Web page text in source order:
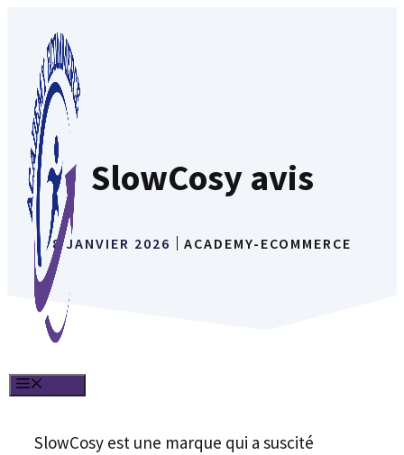
contenu
SlowCosy avis
8 JANVIER 2026 ACADEMY-ECOMMERCE
SlowCosy est une marque qui a suscité